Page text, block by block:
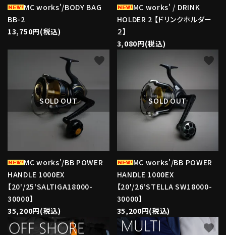
MC works'/BODY BAG
BB-2
13,750円(税込)
MC works' / DRINK
HOLDER 2 【ドリンクホルダー
２】
3,080円(税込)
SOLD OUT
MC works'/BB POWER
HANDLE 1000EX
【20'/25'SALTIGA18000-
30000】
35,200円(税込)
favorite
SOLD OUT
MC works'/BB POWER
HANDLE 1000EX
【20'/26'STELLA SW18000-
30000】
35,200円(税込)
favorite
favorite